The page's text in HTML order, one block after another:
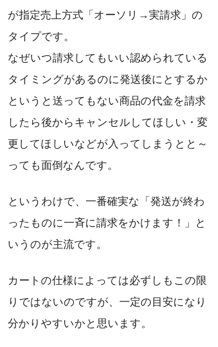
が指定売上方式「オーソリ→実請求」の
タイプです。
なぜいつ請求してもいい認められている
タイミングがあるのに発送後にとするか
というと送ってもない商品の代金を請求
したら後からキャンセルしてほしい・変
更してほしいなどが入ってしまうとと～
っても面倒なんです。
というわけで、一番確実な「発送が終わ
ったものに一斉に請求をかけます！」と
いうのが主流です。
カートの仕様によっては必ずしもこの限
りではないのですが、一定の目安になり
分かりやすいかと思います。